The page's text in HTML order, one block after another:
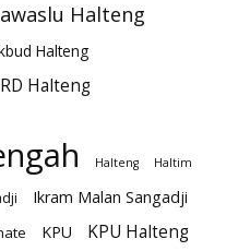
Halteng
Halteng
Halteng
Halteng Haltim
Ikram Malan Sangadji
KPU KPU Halteng